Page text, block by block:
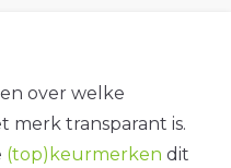
over welke
merk transparant is.
(top)keurmerken dit